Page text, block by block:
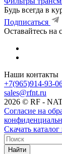
Будь всегда в
Подписаться
Оставайтесь на
Наши контакты
+7(965)914-93-
sales@rfnt.ru
2026 © RF -
Согласие на
Скачать
Найти